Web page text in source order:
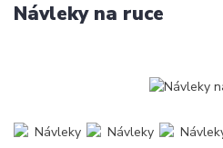
Návleky na ruce